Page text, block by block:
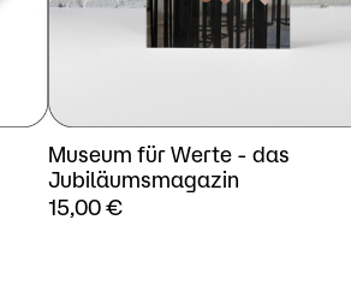
Museum für Werte - das
Jubiläumsmagazin
15,00 €